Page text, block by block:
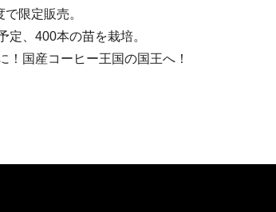
限定販売。
定、400本の苗を栽培。
！国産コーヒー王国の国王へ！